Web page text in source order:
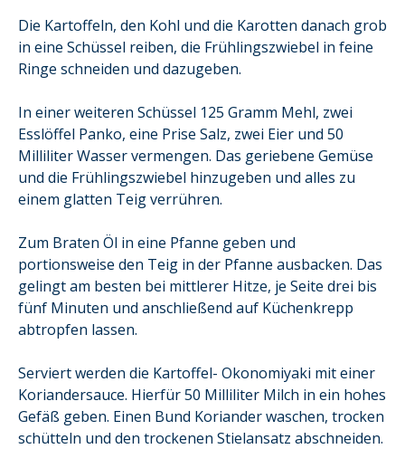
Die Kartoffeln, den Kohl und die Karotten danach grob
in eine Schüssel reiben, die Frühlingszwiebel in feine
Ringe schneiden und dazugeben.
In einer weiteren Schüssel 125 Gramm Mehl, zwei
Esslöffel Panko, eine Prise Salz, zwei Eier und 50
Milliliter Wasser vermengen. Das geriebene Gemüse
und die Frühlingszwiebel hinzugeben und alles zu
einem glatten Teig verrühren.
Zum Braten Öl in eine Pfanne geben und
portionsweise den Teig in der Pfanne ausbacken. Das
gelingt am besten bei mittlerer Hitze, je Seite drei bis
fünf Minuten und anschließend auf Küchenkrepp
abtropfen lassen.
Serviert werden die Kartoffel- Okonomiyaki mit einer
Koriandersauce. Hierfür 50 Milliliter Milch in ein hohes
Gefäß geben. Einen Bund Koriander waschen, trocken
schütteln und den trockenen Stielansatz abschneiden.